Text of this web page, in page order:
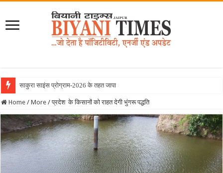
साकुरा साइंस प्रोग्राम-2026 के तहत जापान रवाना हुई ब
Home / More / प्रदेश के किसानों को राहत देगी भुंगरू पद्धति